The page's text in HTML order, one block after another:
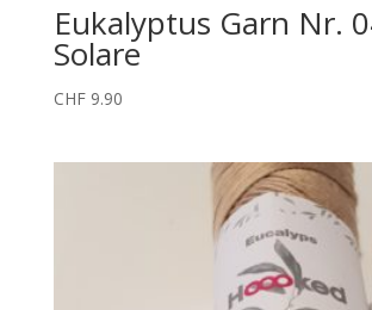
Eukalyptus Garn Nr.
Solare
CHF9.90